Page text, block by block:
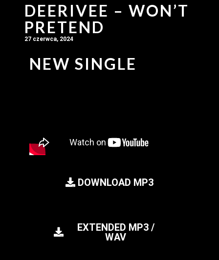
DEERIVEE – WON’T
PRETEND
27 czerwca, 2024
NEW SINGLE
DOWNLOAD MP3
EXTENDED MP3 /
WAV